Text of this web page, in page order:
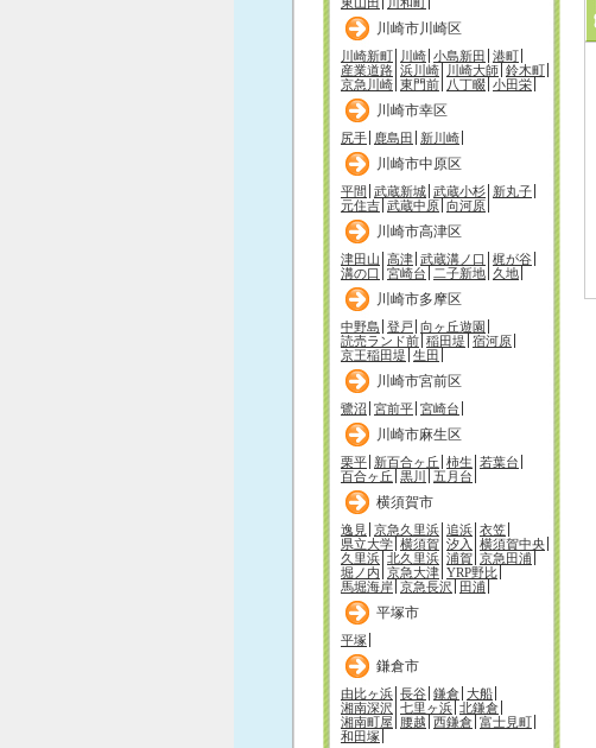
川崎市川崎区
川崎新町 川崎 小島新田 港町
産業道路 浜川崎 川崎大師 鈴木町
京急川崎 東門前 八丁畷 小田栄
川崎市幸区
尻手 鹿島田 新川崎
川崎市中原区
平間 武蔵新城 武蔵小杉 新丸子
元住吉 武蔵中原 向河原
川崎市高津区
津田山 高津 武蔵溝ノ口
梶が谷
溝の口
宮崎台 二子新地 久地
川崎市多摩区
中野島 登戸 向ヶ丘遊園
読売ランド前 稲田堤 宿河原
京王稲田堤 生田
川崎市宮前区
鷺沼 宮前平 宮崎台
川崎市麻生区
栗平 新百合ヶ丘 柿生 若葉台
百合ヶ丘 黒川 五月台
横須賀市
逸見 京急久里浜 追浜 衣笠
県立大学 横須賀 汐入
横須賀中央
久里浜 北久里浜 浦賀 京急田浦
堀ノ内 京急大津 YRP野比
馬堀海岸 京急長沢 田浦
平塚市
平塚
鎌倉市
由比ヶ浜 長谷 鎌倉 大船
湘南深沢 七里ヶ浜 北鎌倉
湘南町屋
腰越 西鎌倉 富士見町
和田塚